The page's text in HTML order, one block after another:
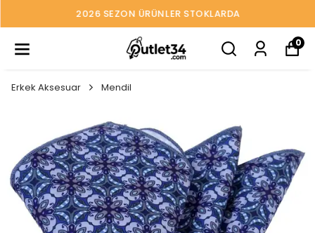
2026 SEZON ÜRÜNLER STOKLARDA
0
Erkek Aksesuar Mendil